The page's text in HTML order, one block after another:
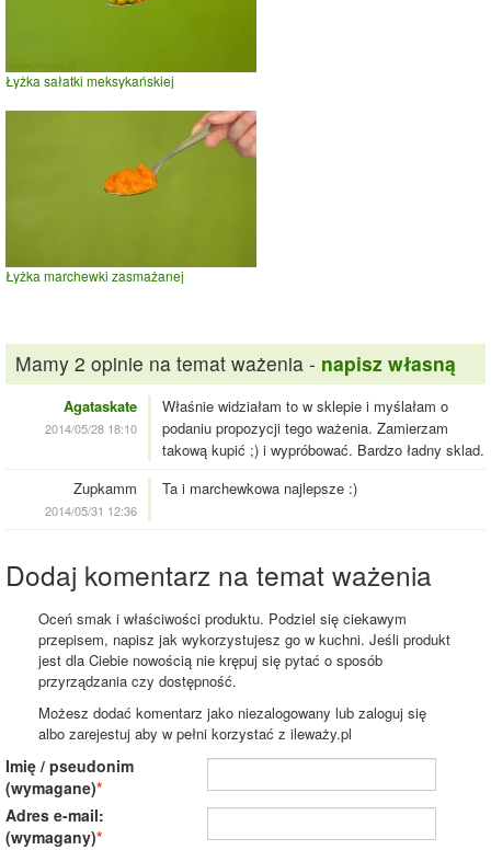
Łyżka sałatki meksykańskiej
Łyżka marchewki zasmażanej
Mamy 2 opinie na temat ważenia - napisz własną
Agataskate
2014/05/28 18:10
Właśnie widziałam to w sklepie i myślałam o
podaniu propozycji tego ważenia. Zamierzam
takową kupić ;) i wypróbować. Bardzo ładny sklad.
Zupkamm
2014/05/31 12:36
Ta i marchewkowa najlepsze :)
Dodaj komentarz na temat ważenia
Oceń smak i właściwości produktu. Podziel się ciekawym
przepisem, napisz jak wykorzystujesz go w kuchni. Jeśli produkt
jest dla Ciebie nowością nie krępuj się pytać o sposób
przyrządzania czy dostępność.
Możesz dodać komentarz jako niezalogowany lub zaloguj się
albo zarejestuj aby w pełni korzystać z ileważy.pl
Imię / pseudonim
(wymagane)
Adres e-mail:
(wymagany)